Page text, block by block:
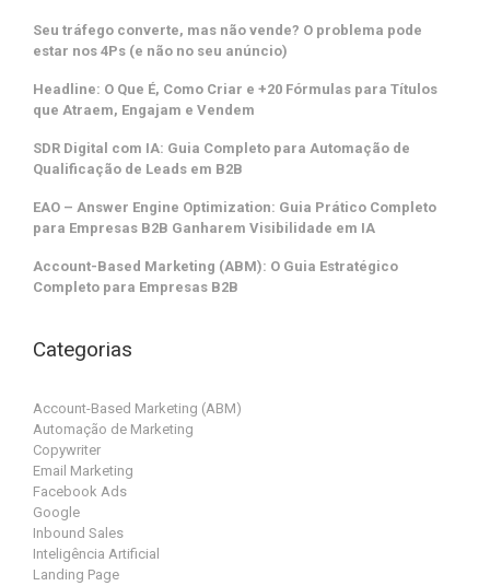
Seu tráfego converte, mas não vende? O problema pode
estar nos 4Ps (e não no seu anúncio)
Headline: O Que É, Como Criar e +20 Fórmulas para Títulos
que Atraem, Engajam e Vendem
SDR Digital com IA: Guia Completo para Automação de
Qualificação de Leads em B2B
EAO – Answer Engine Optimization: Guia Prático Completo
para Empresas B2B Ganharem Visibilidade em IA
Account-Based Marketing (ABM): O Guia Estratégico
Completo para Empresas B2B
Categorias
Account-Based Marketing (ABM)
Automação de Marketing
Copywriter
Email Marketing
Facebook Ads
Google
Inbound Sales
Inteligência Artificial
Landing Page